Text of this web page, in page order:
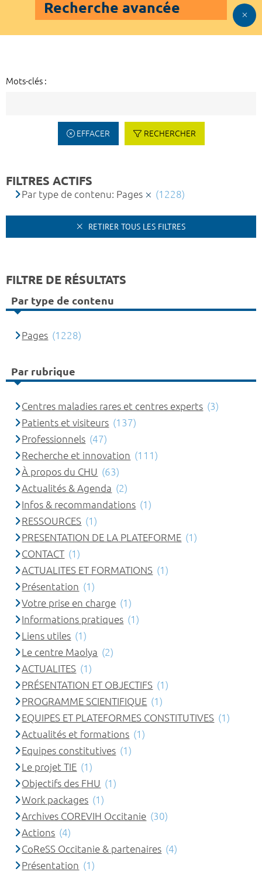
Recherche avancée
Mots-clés :
EFFACER RECHERCHER
FILTRES ACTIFS
Par type de contenu: Pages (1228)
RETIRER TOUS LES FILTRES
FILTRE DE RÉSULTATS
Par type de contenu
Pages (1228)
Par rubrique
Centres maladies rares et centres experts (3)
Patients et visiteurs (137)
Professionnels (47)
Recherche et innovation (111)
À propos du CHU (63)
Actualités & Agenda (2)
Infos & recommandations (1)
RESSOURCES (1)
PRESENTATION DE LA PLATEFORME (1)
CONTACT (1)
ACTUALITES ET FORMATIONS (1)
Présentation (1)
Votre prise en charge (1)
Informations pratiques (1)
Liens utiles (1)
Le centre Maolya (2)
ACTUALITES (1)
PRÉSENTATION ET OBJECTIFS (1)
PROGRAMME SCIENTIFIQUE (1)
EQUIPES ET PLATEFORMES CONSTITUTIVES (1)
Actualités et formations (1)
Equipes constitutives (1)
Le projet TIE (1)
Objectifs des FHU (1)
Work packages (1)
Archives COREVIH Occitanie (30)
Actions (4)
CoReSS Occitanie & partenaires (4)
Présentation (1)